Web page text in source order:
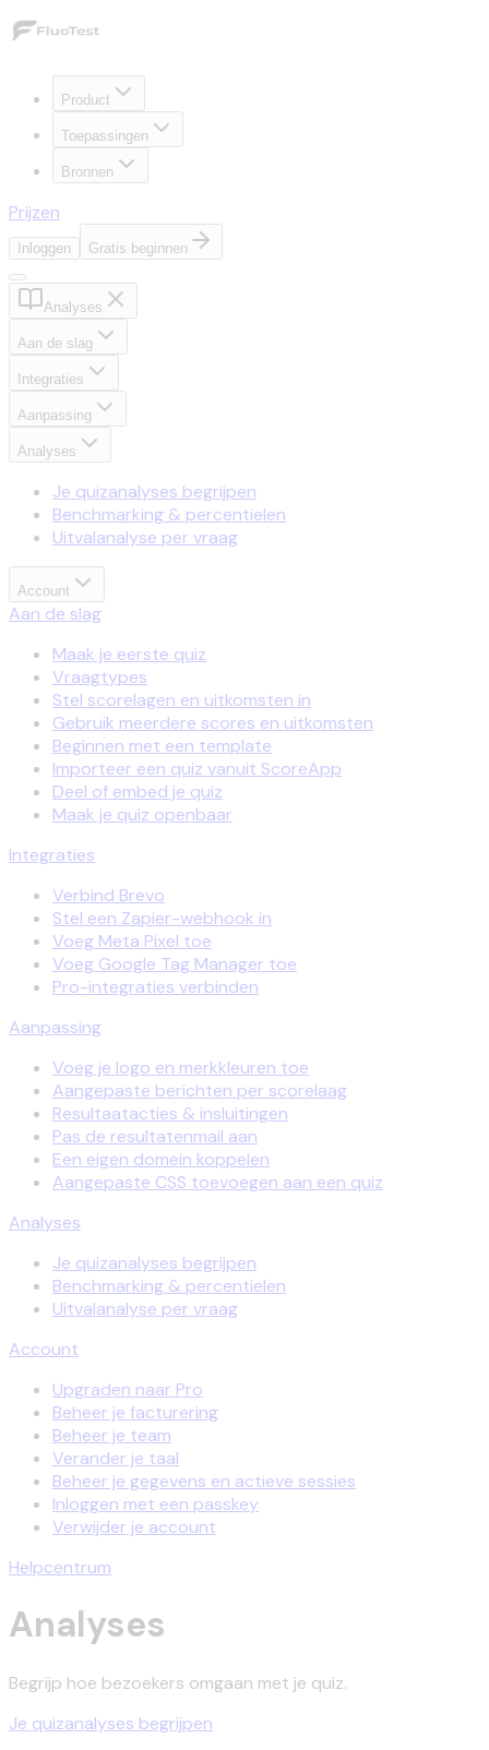
Product
Toepassingen
Bronnen
Prijzen
Inloggen Gratis beginnen
Analyses
Aan de slag
Integraties
Aanpassing
Analyses
Je quizanalyses begrijpen
Benchmarking & percentielen
Uitvalanalyse per vraag
Account
Aan de slag
Maak je eerste quiz
Vraagtypes
Stel scorelagen en uitkomsten in
Gebruik meerdere scores en uitkomsten
Beginnen met een template
Importeer een quiz vanuit ScoreApp
Deel of embed je quiz
Maak je quiz openbaar
Integraties
Verbind Brevo
Stel een Zapier-webhook in
Voeg Meta Pixel toe
Voeg Google Tag Manager toe
Pro-integraties verbinden
Aanpassing
Voeg je logo en merkkleuren toe
Aangepaste berichten per scorelaag
Resultaatacties & insluitingen
Pas de resultatenmail aan
Een eigen domein koppelen
Aangepaste CSS toevoegen aan een quiz
Analyses
Je quizanalyses begrijpen
Benchmarking & percentielen
Uitvalanalyse per vraag
Account
Upgraden naar Pro
Beheer je facturering
Beheer je team
Verander je taal
Beheer je gegevens en actieve sessies
Inloggen met een passkey
Verwijder je account
Helpcentrum
Analyses
Begrijp hoe bezoekers omgaan met je quiz.
Je quizanalyses begrijpen